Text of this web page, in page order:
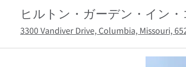
ヒルトン・ガーデン・イン・
3300 Vandiver Drive, Columbia, Missouri,